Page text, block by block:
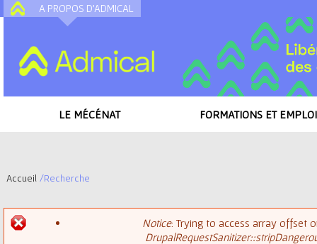
A PROPOS D'ADMICAL
LE MÉCÉNAT FORMATIONS ET
Accueil /Recherche
Notice: Trying to access array offset